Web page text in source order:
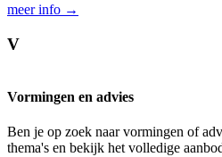
meer info →
V
Vormingen en advies
Ben je op zoek naar vormingen of
thema's en bekijk het volledige